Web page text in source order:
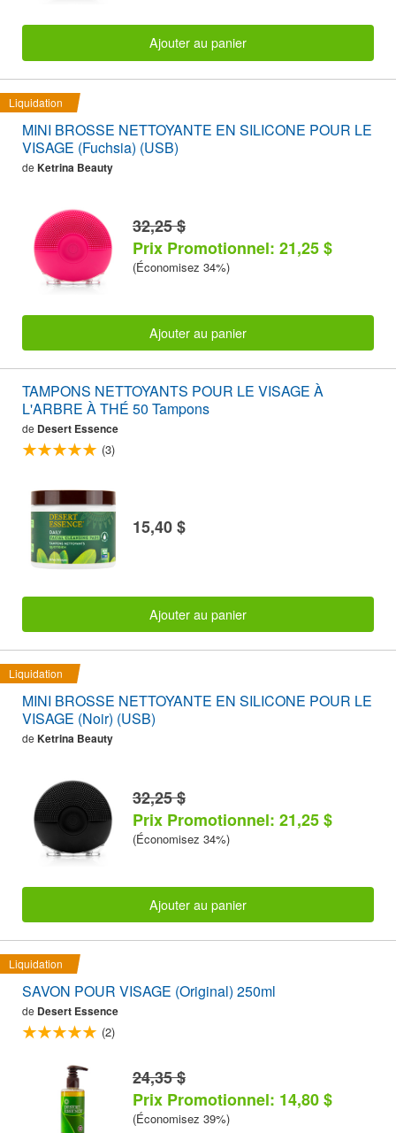
Ajouter au panier
Liquidation
MINI BROSSE NETTOYANTE EN SILICONE POUR LE
VISAGE (Fuchsia) (USB)
de Ketrina Beauty
32,25 $
Prix Promotionnel: 21,25 $
(Économisez 34%)
Ajouter au panier
TAMPONS NETTOYANTS POUR LE VISAGE À
L'ARBRE À THÉ 50 Tampons
de Desert Essence
(3)
15,40 $
Ajouter au panier
Liquidation
MINI BROSSE NETTOYANTE EN SILICONE POUR LE
VISAGE (Noir) (USB)
de Ketrina Beauty
32,25 $
Prix Promotionnel: 21,25 $
(Économisez 34%)
Ajouter au panier
Liquidation
SAVON POUR VISAGE (Original) 250ml
de Desert Essence
(2)
24,35 $
Prix Promotionnel: 14,80 $
(Économisez 39%)